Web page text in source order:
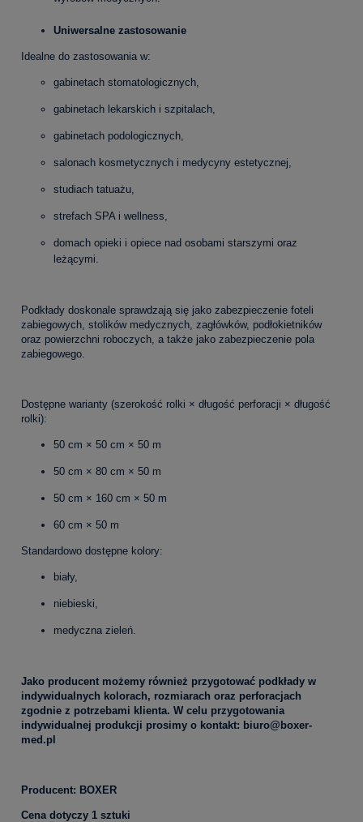
Uniwersalne zastosowanie
Idealne do zastosowania w:
gabinetach stomatologicznych,
gabinetach lekarskich i szpitalach,
gabinetach podologicznych,
salonach kosmetycznych i medycyny estetycznej,
studiach tatuażu,
strefach SPA i wellness,
domach opieki i opiece nad osobami starszymi oraz
leżącymi.
Podkłady doskonale sprawdzają się jako zabezpieczenie foteli
zabiegowych, stolików medycznych, zagłówków, podłokietników
oraz powierzchni roboczych, a także jako zabezpieczenie pola
zabiegowego.
Dostępne warianty (szerokość rolki × długość perforacji × długość
rolki):
50 cm × 50 cm × 50 m
50 cm × 80 cm × 50 m
50 cm × 160 cm × 50 m
60 cm × 50 m
Standardowo dostępne kolory:
biały,
niebieski,
medyczna zieleń.
Jako producent możemy również przygotować podkłady w
indywidualnych kolorach, rozmiarach oraz perforacjach
zgodnie z potrzebami klienta. W celu przygotowania
indywidualnej produkcji prosimy o kontakt: biuro@boxer-
med.pl
Producent: BOXER
Cena dotyczy 1 sztuki